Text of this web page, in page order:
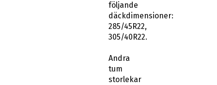
följande
däckdimensioner:
285/45R22,
305/40R22.
Andra
tum
storlekar